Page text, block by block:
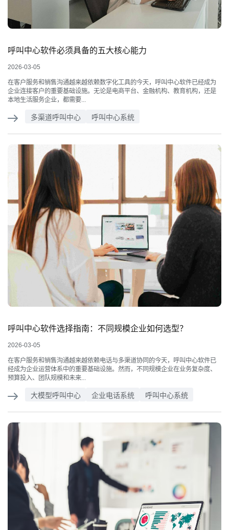
呼叫中心软件必须具备的五大核心能力
2026-03-05
在客户服务和销售沟通越来越依赖数字化工具的今天，呼叫中心软件已经成为
企业连接客户的重要基础设施。无论是电商平台、金融机构、教育机构，还是
本地生活服务企业，都需要...
多渠道呼叫中心 呼叫中心系统
呼叫中心软件选择指南：不同规模企业如何选型？
2026-03-05
在客户服务和销售沟通越来越依赖电话与多渠道协同的今天，呼叫中心软件已
经成为企业运营体系中的重要基础设施。然而，不同规模企业在业务复杂度、
预算投入、团队规模和未来...
大模型呼叫中心 企业电话系统 呼叫中心系统